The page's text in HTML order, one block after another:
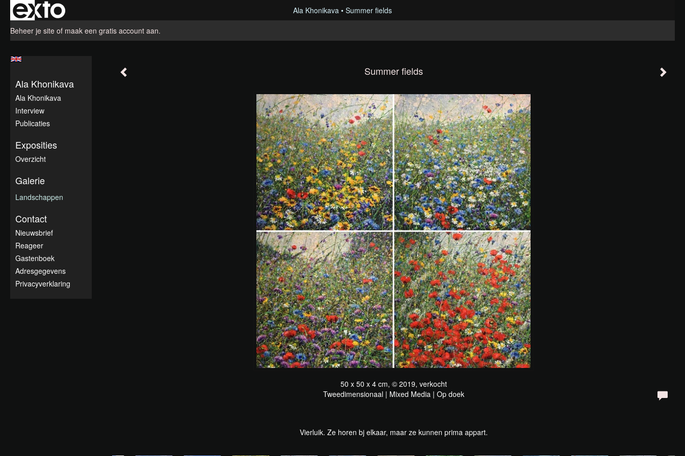
Ala Khonikava
Summer fields
Beheer je site of maak een gratis account aan.
Summer fields
50 x 50 x 4 cm, © 2019, verkocht
Tweedimensionaal | Mixed Media | Op doek
Vierluik. Ze horen bj elkaar, maar ze kunnen prima appart.
Ala Khonikava
Ala Khonikava
Interview
Publicaties
Exposities
Overzicht
Galerie
Landschappen
Contact
Nieuwsbrief
Reageer
Gastenboek
Adresgegevens
Privacyverklaring